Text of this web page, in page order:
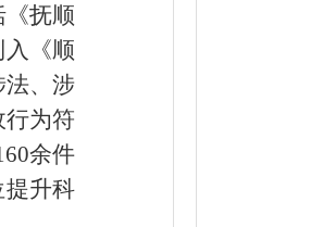
《抚顺
《顺
法、涉
为符
余件
升科